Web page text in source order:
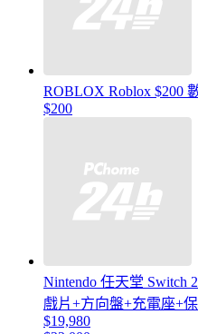
ROBLOX Roblox $200
$200
Nintendo 任天堂 Switch
戲片+方向盤+充電座+
$19,980